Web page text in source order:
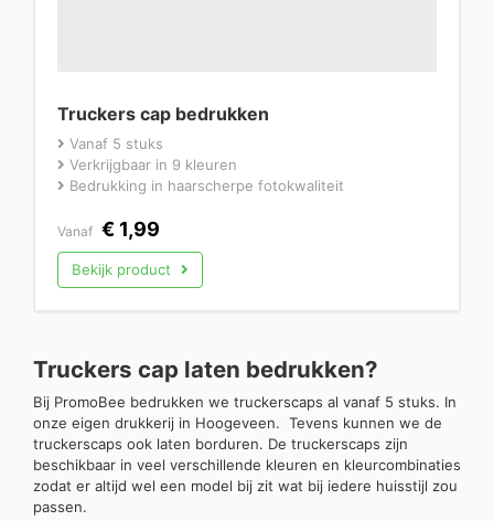
Truckers cap bedrukken
Vanaf 5 stuks
Verkrijgbaar in 9 kleuren
Bedrukking in haarscherpe fotokwaliteit
Vanaf € 1,99
Bekijk product
Truckers cap laten bedrukken?
Bij PromoBee bedrukken we truckerscaps al vanaf 5 stuks. In
onze eigen drukkerij in Hoogeveen. Tevens kunnen we de
truckerscaps ook laten borduren. De truckerscaps zijn
beschikbaar in veel verschillende kleuren en kleurcombinaties
zodat er altijd wel een model bij zit wat bij iedere huisstijl zou
passen.